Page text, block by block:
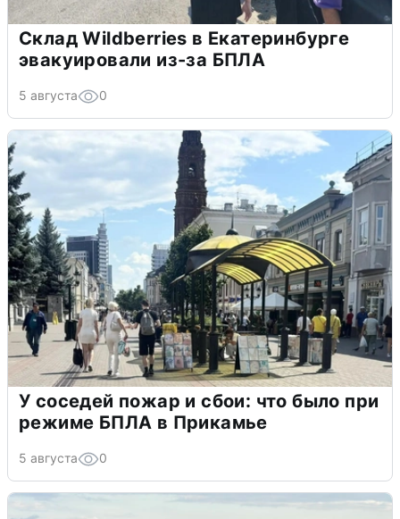
Склад Wildberries в Екатеринбурге
эвакуировали из-за БПЛА
5 августа 0
У соседей пожар и сбои: что было при
режиме БПЛА в Прикамье
5 августа 0